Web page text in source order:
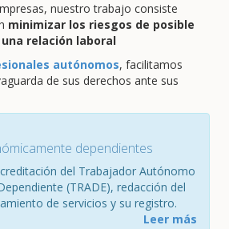
nuestro trabajo consiste
minimizar los riesgos de posible
relación laboral
autónomos, facilitamos
de sus derechos ante sus
dependientes
del Trabajador Autónomo
(TRADE), redacción del
de servicios y su registro.
Leer más